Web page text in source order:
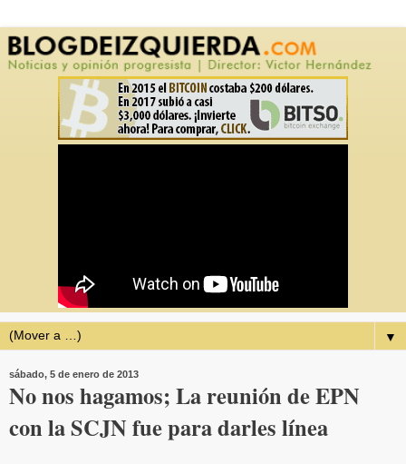
▼
sábado, 5 de enero de 2013
No nos hagamos; La reunión de EPN
con la SCJN fue para darles línea